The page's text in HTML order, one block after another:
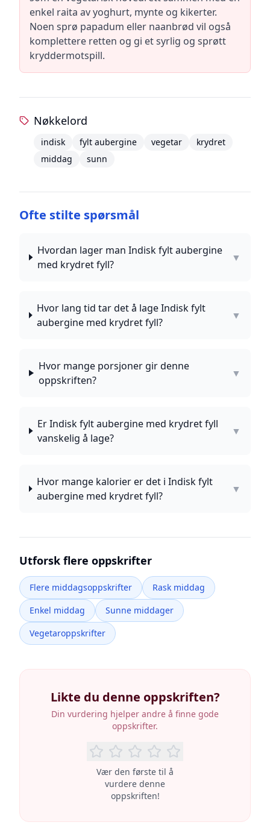
enkel raita av yoghurt, mynte og kikerter.
Noen sprø papadum eller naanbrød vil også
komplettere retten og gi et syrlig og sprøtt
kryddermotspill.
Nøkkelord
indisk fylt aubergine vegetar
krydret
middag
sunn
Ofte stilte spørsmål
Hvordan lager man Indisk fylt aubergine
med krydret fyll?
▼
Hvor lang tid tar det å lage Indisk fylt
aubergine med krydret fyll?
▼
Hvor mange porsjoner gir denne
oppskriften?
▼
Er Indisk fylt aubergine med krydret fyll
vanskelig å lage?
▼
Hvor mange kalorier er det i Indisk fylt
aubergine med krydret fyll?
▼
Utforsk flere oppskrifter
Flere middagsoppskrifter
Rask middag
Enkel middag
Sunne middager
Vegetaroppskrifter
Likte du denne oppskriften?
Din vurdering hjelper andre å finne gode
oppskrifter.
Vær den første til å
vurdere denne
oppskriften!